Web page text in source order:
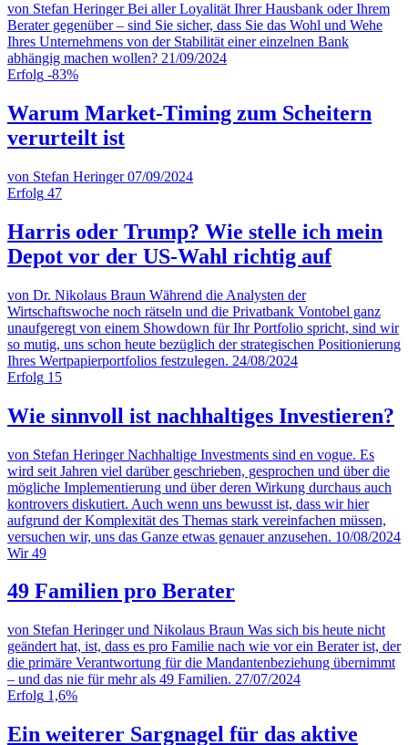
von Stefan Heringer Bei aller Loyalität Ihrer Hausbank oder Ihrem
Berater gegenüber – sind Sie sicher, dass Sie das Wohl und Wehe
Ihres Unternehmens von der Stabilität einer einzelnen Bank
abhängig machen wollen? 21/09/2024
Erfolg -83%
Warum Market-Timing zum Scheitern
verurteilt ist
von Stefan Heringer 07/09/2024
Erfolg 47
Harris oder Trump? Wie stelle ich mein
Depot vor der US-Wahl richtig auf
von Dr. Nikolaus Braun Während die Analysten der
Wirtschaftswoche noch rätseln und die Privatbank Vontobel ganz
unaufgeregt von einem Showdown für Ihr Portfolio spricht, sind wir
so mutig, uns schon heute bezüglich der strategischen Positionierung
Ihres Wertpapierportfolios festzulegen. 24/08/2024
Erfolg 15
Wie sinnvoll ist nachhaltiges Investieren?
von Stefan Heringer Nachhaltige Investments sind en vogue. Es
wird seit Jahren viel darüber geschrieben, gesprochen und über die
mögliche Implementierung und über deren Wirkung durchaus auch
kontrovers diskutiert. Auch wenn uns bewusst ist, dass wir hier
aufgrund der Komplexität des Themas stark vereinfachen müssen,
versuchen wir, uns das Ganze etwas genauer anzusehen. 10/08/2024
Wir 49
49 Familien pro Berater
von Stefan Heringer und Nikolaus Braun Was sich bis heute nicht
geändert hat, ist, dass es pro Familie nach wie vor ein Berater ist, der
die primäre Verantwortung für die Mandantenbeziehung übernimmt
– und das nie für mehr als 49 Familien. 27/07/2024
Erfolg 1,6%
Ein weiterer Sargnagel für das aktive